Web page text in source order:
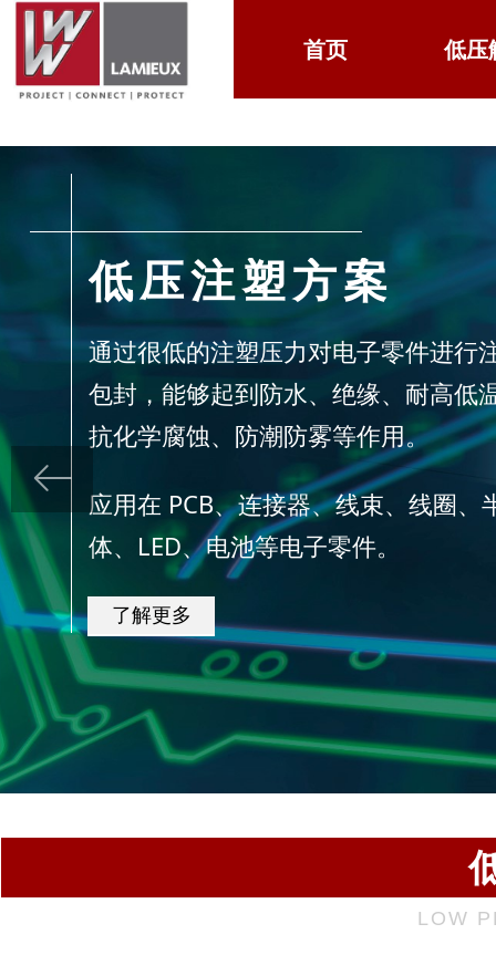
首页 低压
LOW
了解更多
通过很低的注塑压力对电子零件进行
包封，能够起到防水、绝缘、耐高低
抗化学腐蚀、防潮防雾等作用。
应用在 PCB、连接器、线束、线圈、
体、LED、电池等电子零件。
低压注塑方案
ꂃ